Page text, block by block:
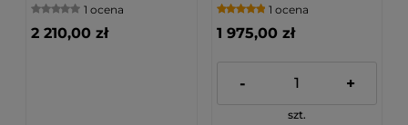
1 ocena
2 210,00 zł
1 ocena
1 975,00 zł
- +
szt.